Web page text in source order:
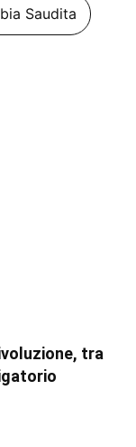
Saudita
tra